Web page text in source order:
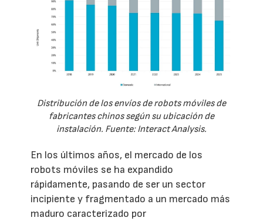
Distribución de los envíos de robots móviles de
fabricantes chinos según su ubicación de
instalación. Fuente: Interact Analysis.
En los últimos años, el mercado de los
robots móviles se ha expandido
rápidamente, pasando de ser un sector
incipiente y fragmentado a un mercado más
maduro caracterizado por